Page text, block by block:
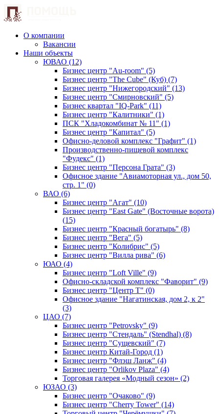
О компании
Вакансии
Наши объекты
ЮВАО (12)
Бизнес центр "Au-room" (5)
Бизнес центр "The Cube" (Куб) (7)
Бизнес центр "Нижегородский" (13)
Бизнес центр "Смирновский" (5)
Бизнес квартал "IQ-Park" (11)
Бизнес центр "Калитники" (1)
ПСК "Хладокомбинат № 11" (1)
Бизнес центр "Капитал" (5)
Офисно-деловой комплекс "Графит" (1)
Производственно-пищевой комплекс
"Фудекс" (1)
Бизнес центр "Персона Грата" (3)
Офисное здание "Авиамоторная ул., дом 50,
стр. 1" (0)
ВАО (6)
Бизнес центр "Агат" (10)
Бизнес центр "East Gate" (Восточные ворота)
(15)
Бизнес центр "Красный богатырь" (8)
Бизнес центр "Вега" (5)
Бизнес центр "Колибрис" (5)
Бизнес центр "Вилла рива" (6)
ЮАО (4)
Бизнес центр "Loft Ville" (9)
Офисно-складской комплекс "Фаворит" (9)
Бизнес центр "Центр Т" (0)
Офисное здание "Нагатинская, дом 2, к 2"
(3)
ЦАО (7)
Бизнес центр "Petrovsky" (9)
Бизнес центр "Стендаль" (Stendhal) (8)
Бизнес центр "Сущевский" (7)
Бизнес центр Китай-Город (1)
Бизнес центр "Флэш Ланж" (4)
Бизнес центр "Orlikov Plaza" (4)
Торговая галерея «Модный сезон» (2)
ЮЗАО (3)
Бизнес центр "Очаково" (9)
Бизнес центр "Cherry Tower" (14)